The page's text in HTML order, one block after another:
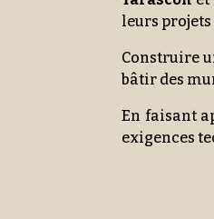
leurs
Construire
bâtir des
En faisant
exigences